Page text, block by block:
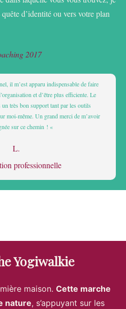
d’identité ou vers votre plan
2017
L.
professionnelle
il m’est apparu indispensable de faire
et d’être plus efficiente. Le
un très bon support tant par les outils
moi-même. Un grand merci de m’avoir
sur ce chemin ! «
Yogiwalkie
maison. Cette marche
nature, s’appuyant sur les